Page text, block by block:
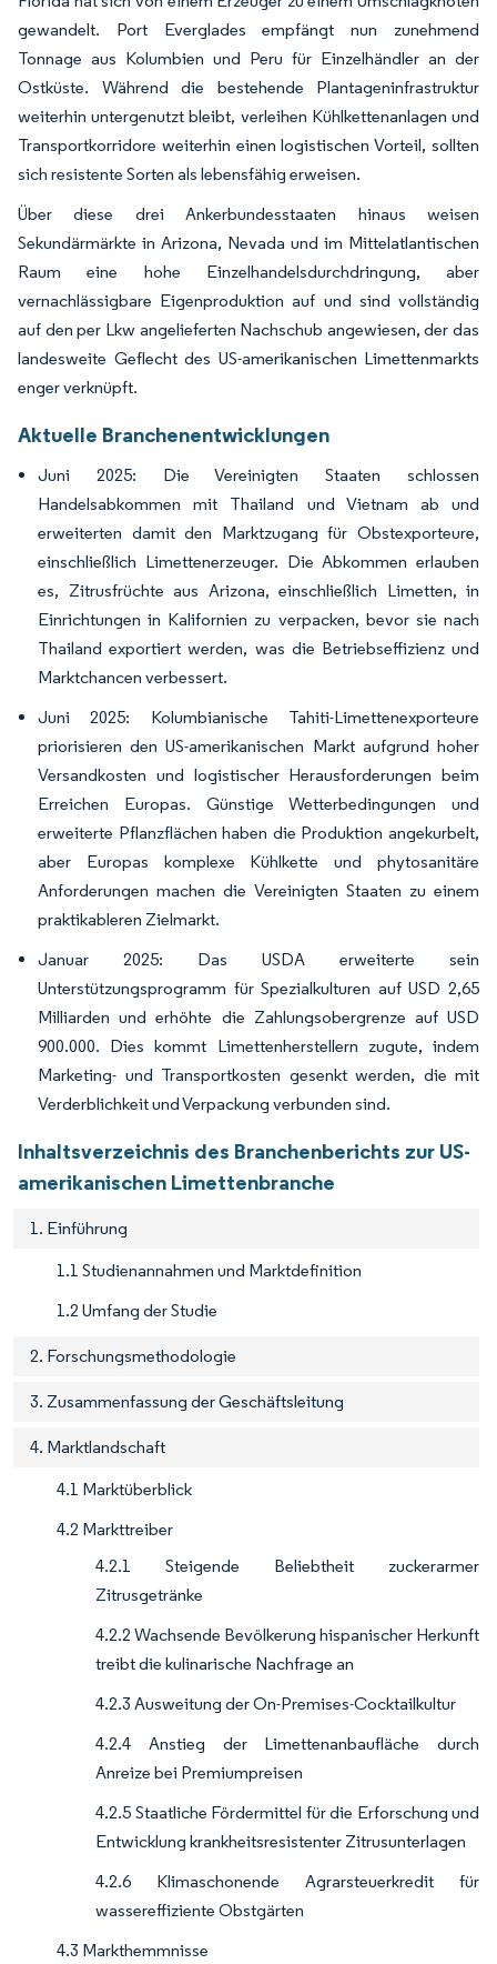
gewandelt. Port Everglades empfängt nun zunehmend
Tonnage aus Kolumbien und Peru für Einzelhändler an der
Ostküste. Während die bestehende Plantageninfrastruktur
weiterhin untergenutzt bleibt, verleihen Kühlkettenanlagen und
Transportkorridore weiterhin einen logistischen Vorteil, sollten
sich resistente Sorten als lebensfähig erweisen.
Über diese drei Ankerbundesstaaten hinaus weisen
Sekundärmärkte in Arizona, Nevada und im Mittelatlantischen
Raum eine hohe Einzelhandelsdurchdringung, aber
vernachlässigbare Eigenproduktion auf und sind vollständig
auf den per Lkw angelieferten Nachschub angewiesen, der das
landesweite Geflecht des US-amerikanischen Limettenmarkts
enger verknüpft.
Aktuelle Branchenentwicklungen
Juni 2025: Die Vereinigten Staaten schlossen
Handelsabkommen mit Thailand und Vietnam ab und
erweiterten damit den Marktzugang für Obstexporteure,
einschließlich Limettenerzeuger. Die Abkommen erlauben
es, Zitrusfrüchte aus Arizona, einschließlich Limetten, in
Einrichtungen in Kalifornien zu verpacken, bevor sie nach
Thailand exportiert werden, was die Betriebseffizienz und
Marktchancen verbessert.
Juni 2025: Kolumbianische Tahiti-Limettenexporteure
priorisieren den US-amerikanischen Markt aufgrund hoher
Versandkosten und logistischer Herausforderungen beim
Erreichen Europas. Günstige Wetterbedingungen und
erweiterte Pflanzflächen haben die Produktion angekurbelt,
aber Europas komplexe Kühlkette und phytosanitäre
Anforderungen machen die Vereinigten Staaten zu einem
praktikableren Zielmarkt.
Januar 2025: Das USDA erweiterte sein
Unterstützungsprogramm für Spezialkulturen auf USD 2,65
Milliarden und erhöhte die Zahlungsobergrenze auf USD
900.000. Dies kommt Limettenherstellern zugute, indem
Marketing- und Transportkosten gesenkt werden, die mit
Verderblichkeit und Verpackung verbunden sind.
Inhaltsverzeichnis des Branchenberichts zur US-
amerikanischen Limettenbranche
1. Einführung
1.1 Studienannahmen und Marktdefinition
1.2 Umfang der Studie
2. Forschungsmethodologie
3. Zusammenfassung der Geschäftsleitung
4. Marktlandschaft
4.1 Marktüberblick
4.2 Markttreiber
4.2.1 Steigende Beliebtheit zuckerarmer
Zitrusgetränke
4.2.2 Wachsende Bevölkerung hispanischer Herkunft
treibt die kulinarische Nachfrage an
4.2.3 Ausweitung der On-Premises-Cocktailkultur
4.2.4 Anstieg der Limettenanbaufläche durch
Anreize bei Premiumpreisen
4.2.5 Staatliche Fördermittel für die Erforschung und
Entwicklung krankheitsresistenter Zitrusunterlagen
4.2.6 Klimaschonende Agrarsteuerkredit für
wassereffi­ziente Obstgärten
4.3 Markthemmnisse